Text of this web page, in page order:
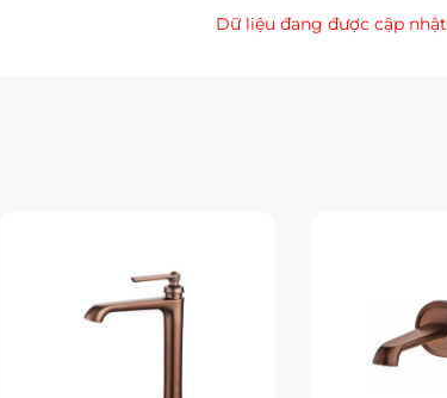
Dữ liệu đang được cập nhật